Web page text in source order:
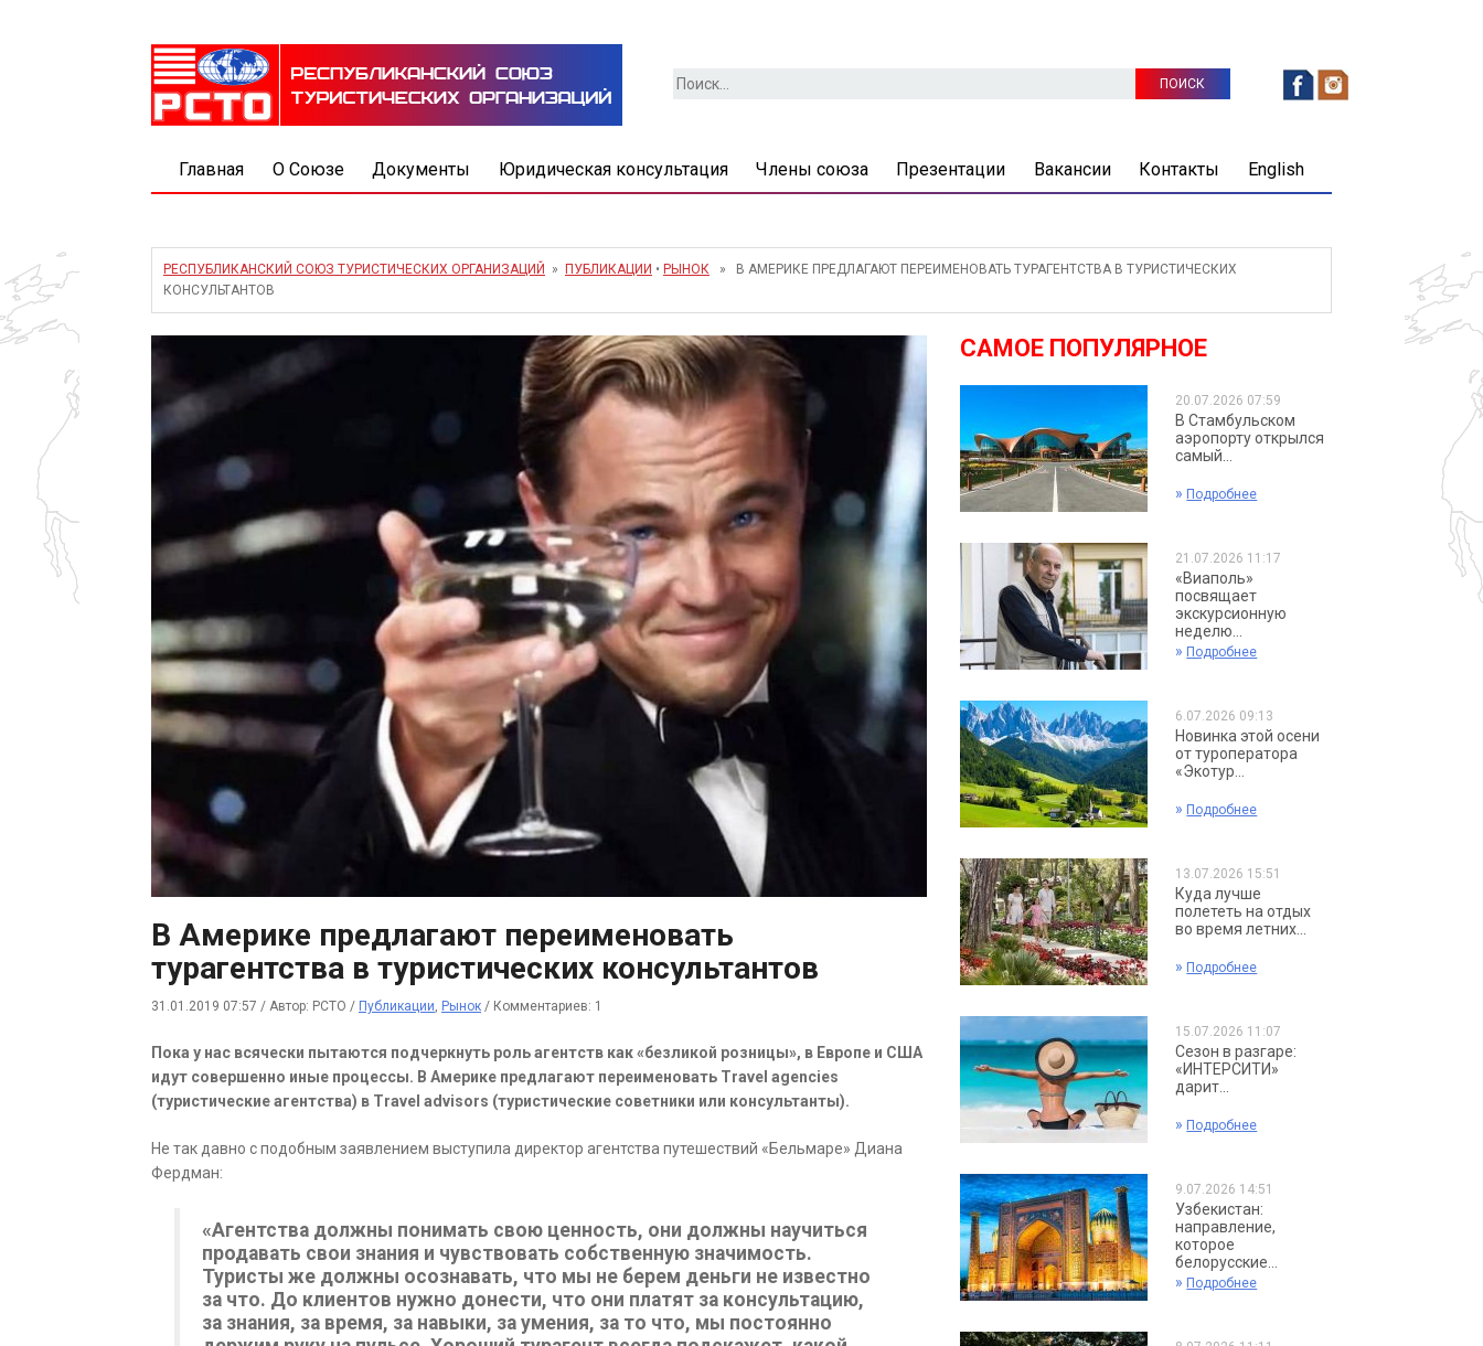
Найти:
Главная О Союзе Документы Юридическая консультация Члены союза Презентации Вакансии Контакты English
РЕСПУБЛИКАНСКИЙ СОЮЗ ТУРИСТИЧЕСКИХ ОРГАНИЗАЦИЙ » ПУБЛИКАЦИИ • РЫНОК » В АМЕРИКЕ ПРЕДЛАГАЮТ ПЕРЕИМЕНОВАТЬ ТУРАГЕНТСТВА В ТУРИСТИЧЕСКИХ
КОНСУЛЬТАНТОВ
В Америке предлагают переименовать
турагентства в туристических консультантов
31.01.2019 07:57 / Автор: РСТО / Публикации, Рынок / Комментариев: 1
Пока у нас всячески пытаются подчеркнуть роль агентств как «безликой розницы», в Европе и США
идут совершенно иные процессы. В Америке предлагают переименовать Travel agencies
(туристические агентства) в Travel advisors (туристические советники или консультанты).
Не так давно с подобным заявлением выступила директор агентства путешествий «Бельмаре» Диана
Фердман:
«Агентства должны понимать свою ценность, они должны научиться
продавать свои знания и чувствовать собственную значимость.
Туристы же должны осознавать, что мы не берем деньги не известно
за что. До клиентов нужно донести, что они платят за консультацию,
за знания, за время, за навыки, за умения, за то что, мы постоянно
САМОЕ ПОПУЛЯРНОЕ
20.07.2026 07:59
В Стамбульском
аэропорту открылся
самый...
» Подробнее
21.07.2026 11:17
«Виаполь»
посвящает
экскурсионную
неделю...
» Подробнее
6.07.2026 09:13
Новинка этой осени
от туроператора
«Экотур...
» Подробнее
13.07.2026 15:51
Куда лучше
полететь на отдых
во время летних...
» Подробнее
15.07.2026 11:07
Сезон в разгаре:
«ИНТЕРСИТИ»
дарит...
» Подробнее
9.07.2026 14:51
Узбекистан:
направление,
которое
белорусские...
» Подробнее